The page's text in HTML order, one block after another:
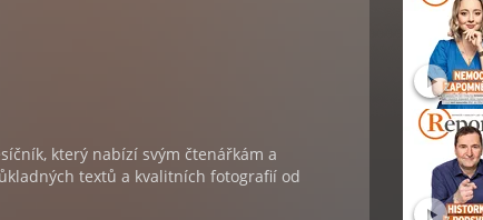
který nabízí svým čtenářkám a
textů a kvalitních fotografií od